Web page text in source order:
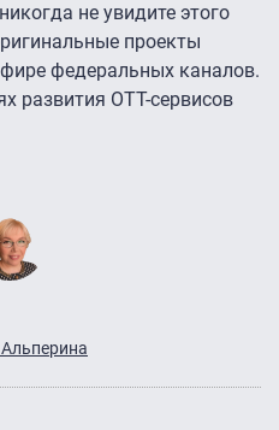
не увидите этого
проекты
федеральных каналов.
развития ОТТ-сервисов